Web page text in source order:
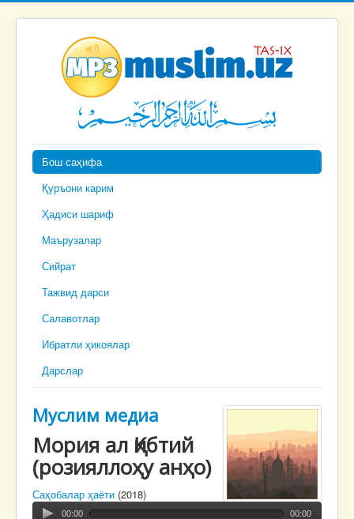
Бош саҳифа
Қуръони карим
Ҳадиси шариф
Маърузалар
Сийрат
Тажвид дарси
Салавотлар
Ибратли ҳикоялар
Дарслар
Муслим медиа
Мория ал Қибтий
(розияллоҳу анҳо)
Саҳобалар ҳаёти (2018)
00:00 00:00